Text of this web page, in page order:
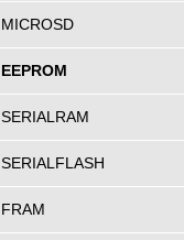
MICROSD
EEPROM
SERIALRAM
SERIALFLASH
FRAM